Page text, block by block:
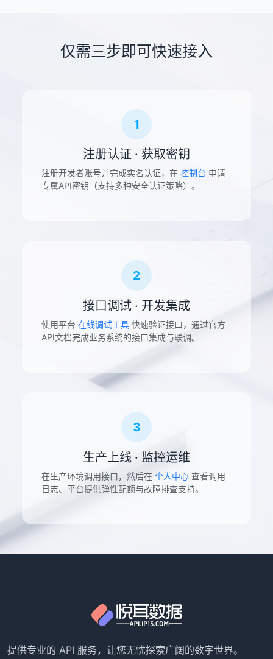
仅需三步即可快速接入
1
注册认证 · 获取密钥
注册开发者账号并完成实名认证，在 控制台 申请
专属API密钥（支持多种安全认证策略）。
2
接口调试 · 开发集成
使用平台 在线调试工具 快速验证接口，通过官方
API文档完成业务系统的接口集成与联调。
3
生产上线 · 监控运维
在生产环境调用接口，然后在 个人中心 查看调用
日志、平台提供弹性配额与故障排查支持。
提供专业的 API 服务，让您无忧探索广阔的数字世界。